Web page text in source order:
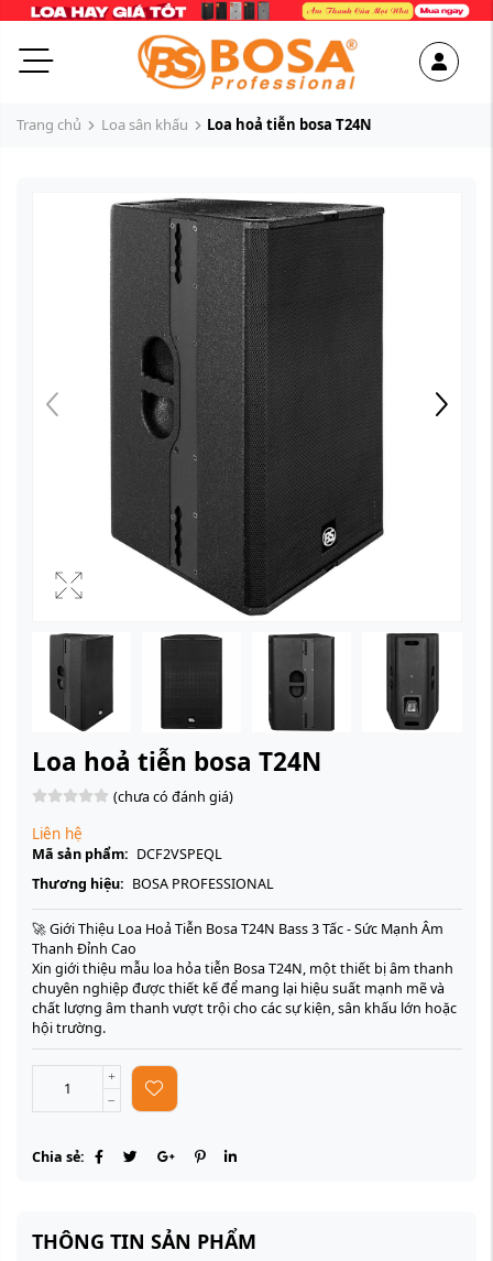
Trang chủ Loa sân khấu Loa hoả tiễn bosa T24N
Loa hoả tiễn bosa T24N
(chưa có đánh giá)
Liên hệ
Mã sản phẩm: DCF2VSPEQL
Thương hiệu: BOSA PROFESSIONAL
🚀 Giới Thiệu Loa Hoả Tiễn Bosa T24N Bass 3 Tấc - Sức Mạnh Âm
Thanh Đỉnh Cao
Xin giới thiệu mẫu loa hỏa tiễn Bosa T24N, một thiết bị âm thanh
chuyên nghiệp được thiết kế để mang lại hiệu suất mạnh mẽ và
chất lượng âm thanh vượt trội cho các sự kiện, sân khấu lớn hoặc
hội trường.
Chia sẻ:
THÔNG TIN SẢN PHẨM